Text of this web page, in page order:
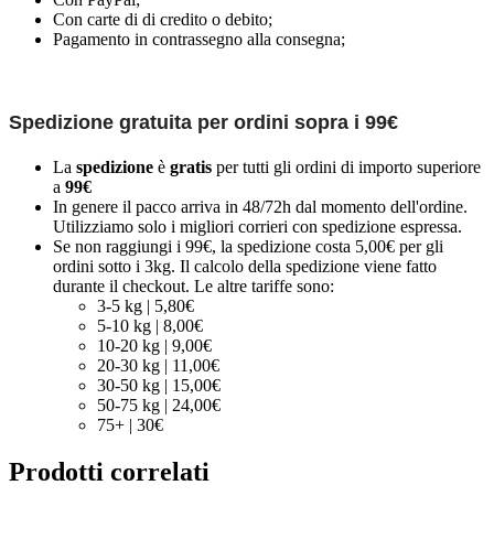
Con carte di di credito o debito;
Pagamento in contrassegno alla consegna;
Spedizione gratuita per ordini sopra i 99€
La spedizione è gratis per tutti gli ordini di importo superiore
a 99€
In genere il pacco arriva in 48/72h dal momento dell'ordine.
Utilizziamo solo i migliori corrieri con spedizione espressa.
Se non raggiungi i 99€, la spedizione costa 5,00€ per gli
ordini sotto i 3kg. Il calcolo della spedizione viene fatto
durante il checkout. Le altre tariffe sono:
3-5 kg | 5,80€
5-10 kg | 8,00€
10-20 kg | 9,00€
20-30 kg | 11,00€
30-50 kg | 15,00€
50-75 kg | 24,00€
75+ | 30€
Prodotti correlati